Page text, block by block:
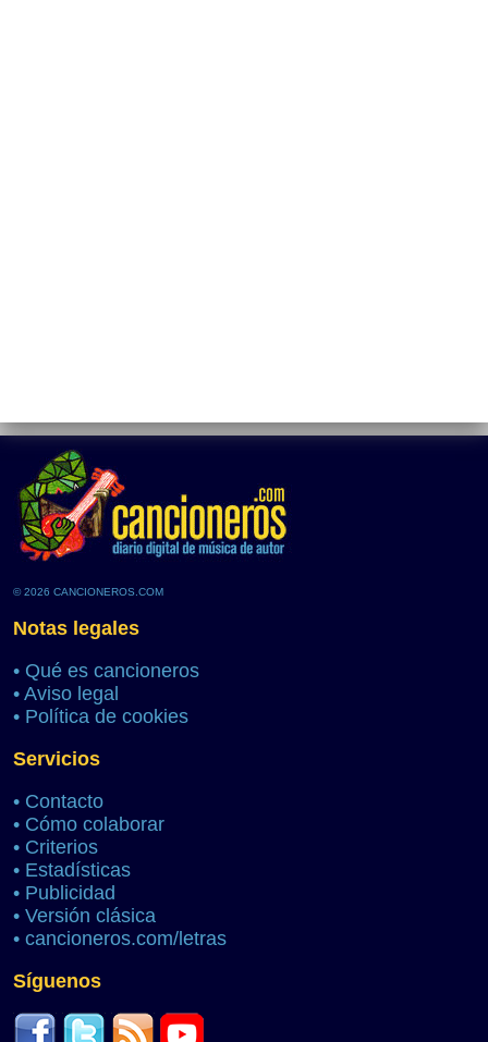
© 2026 CANCIONEROS.COM
Notas legales
• Qué es cancioneros
• Aviso legal
• Política de cookies
Servicios
• Contacto
• Cómo colaborar
• Criterios
• Estadísticas
• Publicidad
• Versión clásica
• cancioneros.com/letras
Síguenos